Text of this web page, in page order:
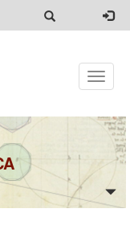
Toggle